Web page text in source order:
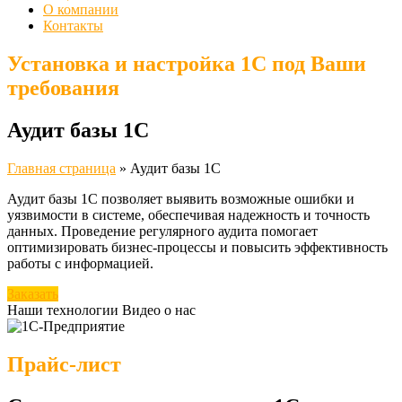
О компании
Контакты
Установка и настройка 1С под Ваши
требования
Аудит базы 1С
Главная страница » Аудит базы 1С
Аудит базы 1С позволяет выявить возможные ошибки и
уязвимости в системе, обеспечивая надежность и точность
данных. Проведение регулярного аудита помогает
оптимизировать бизнес-процессы и повысить эффективность
работы с информацией.
Заказать
Наши технологии Видео о нас
Прайс-лист